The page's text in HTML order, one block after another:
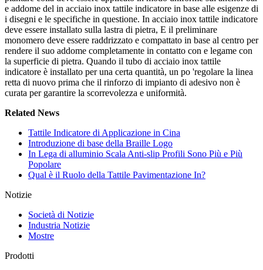
e addome del in acciaio inox tattile indicatore in base alle esigenze di
i disegni e le specifiche in questione. In acciaio inox tattile indicatore
deve essere installato sulla lastra di pietra, E il preliminare
monomero deve essere raddrizzato e compattato in base al centro per
rendere il suo addome completamente in contatto con e legame con
la superficie di pietra. Quando il tubo di acciaio inox tattile
indicatore è installato per una certa quantità, un po 'regolare la linea
retta di nuovo prima che il rinforzo di impianto di adesivo non è
curata per garantire la scorrevolezza e uniformità.
Related News
Tattile Indicatore di Applicazione in Cina
Introduzione di base della Braille Logo
In Lega di alluminio Scala Anti-slip Profili Sono Più e Più
Popolare
Qual è il Ruolo della Tattile Pavimentazione In?
Notizie
Società di Notizie
Industria Notizie
Mostre
Prodotti